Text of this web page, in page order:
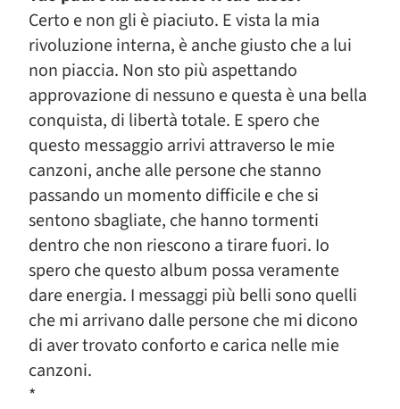
Certo e non gli è piaciuto. E vista la mia
rivoluzione interna, è anche giusto che a lui
non piaccia. Non sto più aspettando
approvazione di nessuno e questa è una bella
conquista, di libertà totale. E spero che
questo messaggio arrivi attraverso le mie
canzoni, anche alle persone che stanno
passando un momento difficile e che si
sentono sbagliate, che hanno tormenti
dentro che non riescono a tirare fuori. Io
spero che questo album possa veramente
dare energia. I messaggi più belli sono quelli
che mi arrivano dalle persone che mi dicono
di aver trovato conforto e carica nelle mie
canzoni.
*